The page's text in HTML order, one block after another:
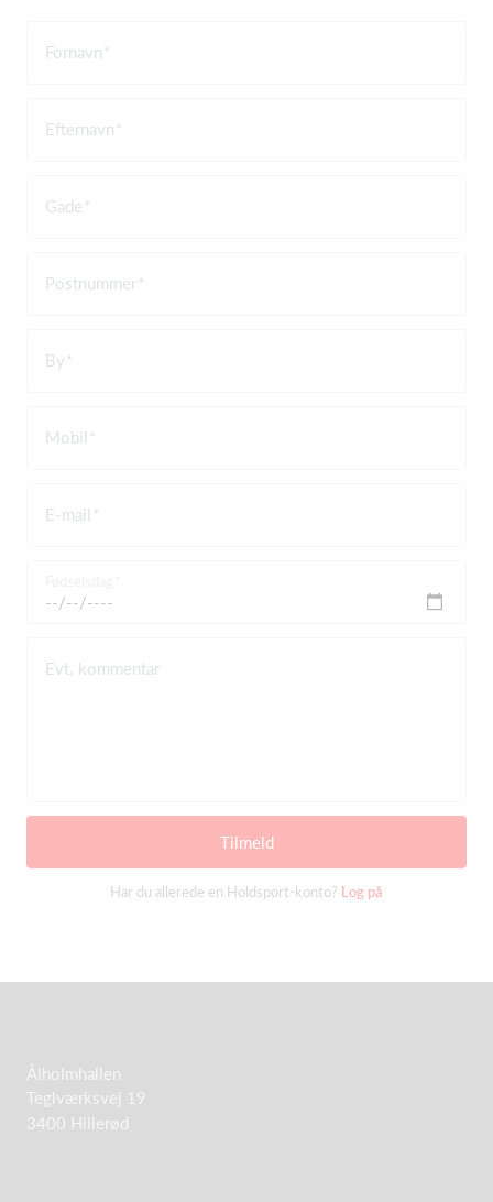
Fornavn
Efternavn
Gade
Postnummer
By
Mobil
E-mail
Evt. kommentar
Tilmeld
Har du allerede en Holdsport-konto? Log på
Ålholmhallen
Teglværksvej 19
3400 Hillerød